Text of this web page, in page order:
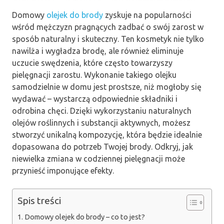
Domowy olejek do brody zyskuje na popularności
wśród mężczyzn pragnących zadbać o swój zarost w
sposób naturalny i skuteczny. Ten kosmetyk nie tylko
nawilża i wygładza brodę, ale również eliminuje
uczucie swędzenia, które często towarzyszy
pielęgnacji zarostu. Wykonanie takiego olejku
samodzielnie w domu jest prostsze, niż mogłoby się
wydawać – wystarczą odpowiednie składniki i
odrobina chęci. Dzięki wykorzystaniu naturalnych
olejów roślinnych i substancji aktywnych, możesz
stworzyć unikalną kompozycję, która będzie idealnie
dopasowana do potrzeb Twojej brody. Odkryj, jak
niewielka zmiana w codziennej pielęgnacji może
przynieść imponujące efekty.
Spis treści
Domowy olejek do brody – co to jest?